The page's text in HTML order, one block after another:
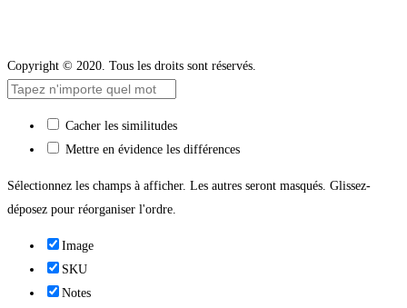
Copyright © 2020. Tous les droits sont réservés.
Cacher les similitudes
Mettre en évidence les différences
Sélectionnez les champs à afficher. Les autres seront masqués. Glissez-
déposez pour réorganiser l'ordre.
Image
SKU
Notes